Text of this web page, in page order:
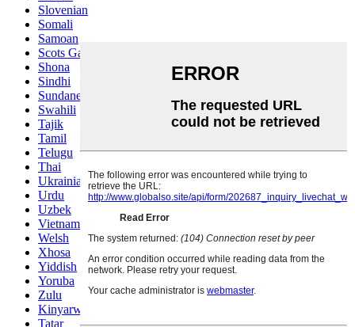
Slovenian
Somali
Samoan
Scots Gaelic
Shona
Sindhi
Sundanese
Swahili
Tajik
Tamil
Telugu
Thai
Ukrainian
Urdu
Uzbek
Vietnamese
Welsh
Xhosa
Yiddish
Yoruba
Zulu
Kinyarwanda
Tatar